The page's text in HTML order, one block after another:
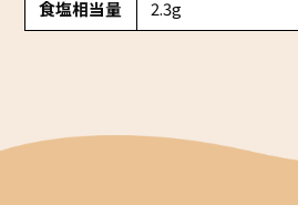
食塩相当量
2.3g